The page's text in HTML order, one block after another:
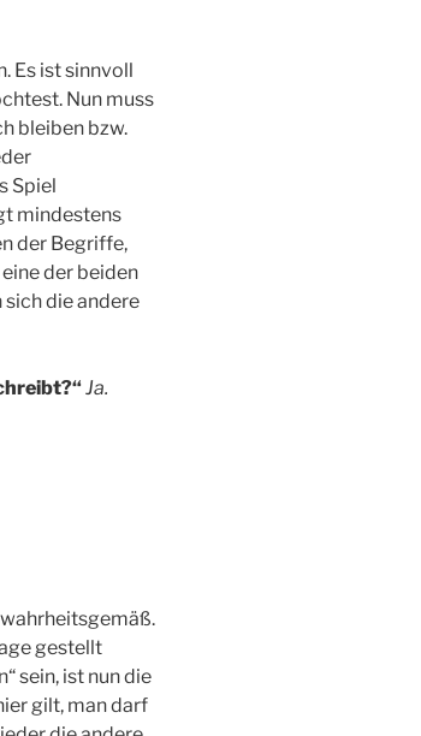
Es ist sinnvoll
Nun muss
bleiben bzw.
Spiel
mindestens
der Begriffe,
der beiden
sich die andere
Ja.
gestellt
sein, ist nun die
gilt, man darf